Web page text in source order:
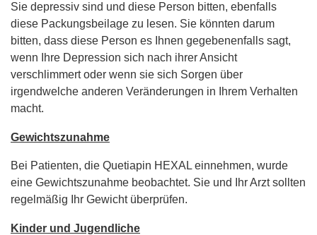
Sie depressiv sind und diese Person bitten, ebenfalls
diese Packungsbeilage zu lesen. Sie könnten darum
bitten, dass diese Person es Ihnen gegebenenfalls sagt,
wenn Ihre Depression sich nach ihrer Ansicht
verschlimmert oder wenn sie sich Sorgen über
irgendwelche anderen Veränderungen in Ihrem Verhalten
macht.
Gewichtszunahme
Bei Patienten, die Quetiapin HEXAL einnehmen, wurde
eine Gewichtszunahme beobachtet. Sie und Ihr Arzt sollten
regelmäßig Ihr Gewicht überprüfen.
Kinder und Jugendliche